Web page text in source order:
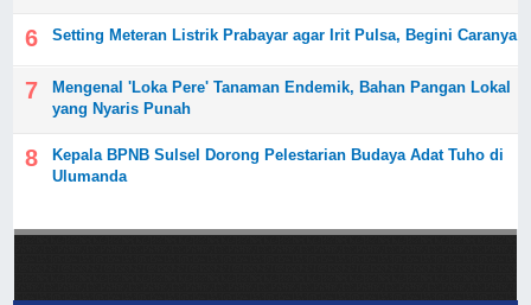
Setting Meteran Listrik Prabayar agar Irit Pulsa, Begini Caranya
Mengenal 'Loka Pere' Tanaman Endemik, Bahan Pangan Lokal
yang Nyaris Punah
Kepala BPNB Sulsel Dorong Pelestarian Budaya Adat Tuho di
Ulumanda